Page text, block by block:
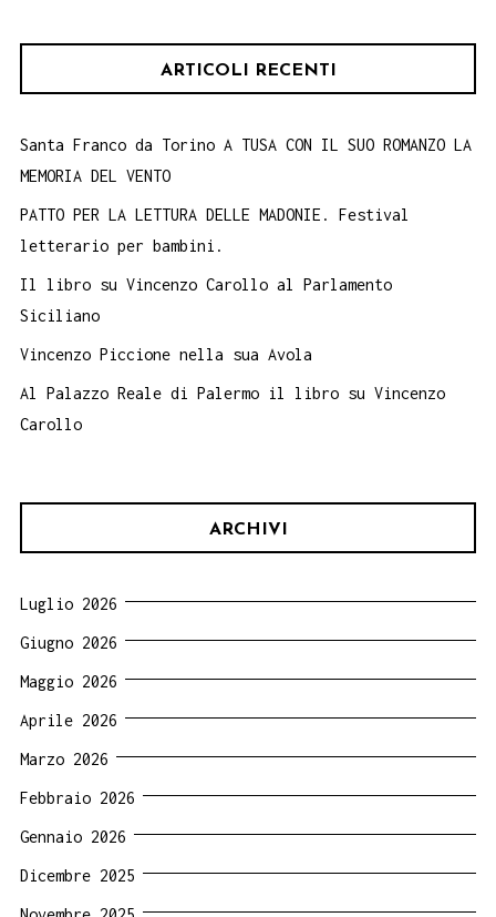
ARTICOLI RECENTI
Santa Franco da Torino A TUSA CON IL SUO ROMANZO LA
MEMORIA DEL VENTO
PATTO PER LA LETTURA DELLE MADONIE. Festival
letterario per bambini.
Il libro su Vincenzo Carollo al Parlamento
Siciliano
Vincenzo Piccione nella sua Avola
Al Palazzo Reale di Palermo il libro su Vincenzo
Carollo
ARCHIVI
Luglio 2026
Giugno 2026
Maggio 2026
Aprile 2026
Marzo 2026
Febbraio 2026
Gennaio 2026
Dicembre 2025